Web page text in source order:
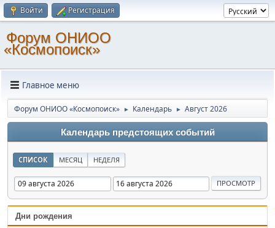
Войти Регистрация
Форум ОНИОО
«Космопоиск»
Главное меню
Форум ОНИОО «Космопоиск» ► Календарь ► Август 2026
Календарь предстоящих событий
СПИСОК МЕСЯЦ НЕДЕЛЯ
Дни рождения